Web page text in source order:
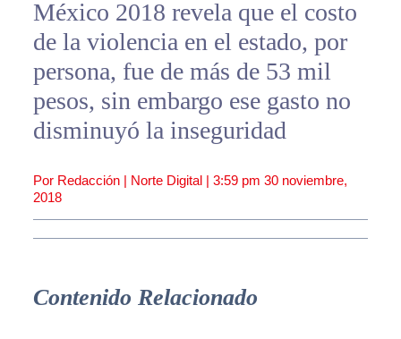
México 2018 revela que el costo
de la violencia en el estado, por
persona, fue de más de 53 mil
pesos, sin embargo ese gasto no
disminuyó la inseguridad
Por Redacción | Norte Digital | 3:59 pm 30 noviembre,
2018
Contenido Relacionado